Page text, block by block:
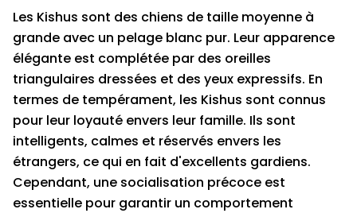
Les Kishus sont des chiens de taille moyenne à
grande avec un pelage blanc pur. Leur apparence
élégante est complétée par des oreilles
triangulaires dressées et des yeux expressifs. En
termes de tempérament, les Kishus sont connus
pour leur loyauté envers leur famille. Ils sont
intelligents, calmes et réservés envers les
étrangers, ce qui en fait d'excellents gardiens.
Cependant, une socialisation précoce est
essentielle pour garantir un comportement